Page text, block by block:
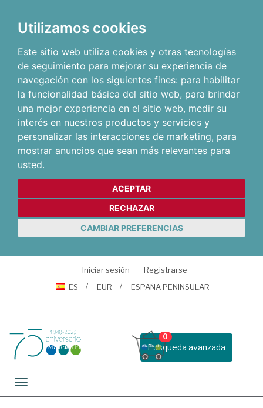
Utilizamos cookies
Este sitio web utiliza cookies y otras tecnologías
de seguimiento para mejorar su experiencia de
navegación con los siguientes fines: para habilitar
la funcionalidad básica del sitio web, para brindar
una mejor experiencia en el sitio web, medir su
interés en nuestros productos y servicios y
personalizar las interacciones de marketing, para
mostrar anuncios que sean más relevantes para
usted.
ACEPTAR
RECHAZAR
CAMBIAR PREFERENCIAS
Iniciar sesión
Registrarse
ES
EUR ESPAÑA PENINSULAR
Busqueda avanzada
0
Toggle navigation